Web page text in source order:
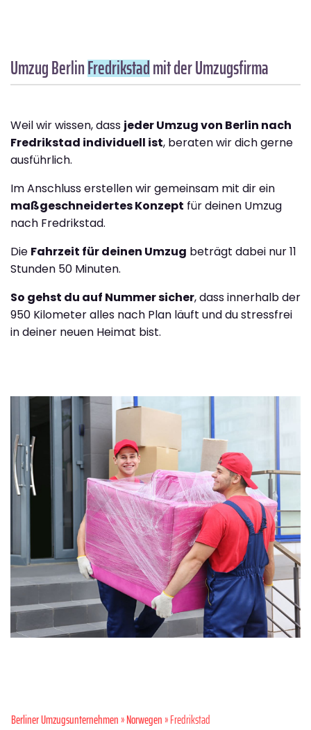
Umzug BerlinFredrikstadmit der Umzugsfirma
Weil wir wissen, dass jeder Umzug von Berlin nach
Fredrikstad individuell ist, beraten wir dich gerne
ausführlich.
Im Anschluss erstellen wir gemeinsam mit dir ein
maßgeschneidertes Konzept für deinen Umzug
nach Fredrikstad.
Die Fahrzeit für deinen Umzug beträgt dabei nur 11
Stunden 50 Minuten.
So gehst du auf Nummer sicher, dass innerhalb der
950 Kilometer alles nach Plan läuft und du stressfrei
in deiner neuen Heimat bist.
Berliner Umzugsunternehmen»Norwegen» Fredrikstad